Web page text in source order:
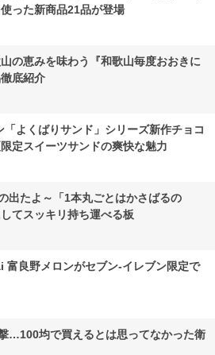
った新商品21品が登場
の恵みを味わう『和歌山毎度おおきに
底紹介
「よくばりサンド」シリーズ新作チョコ
定スイーツサンドの爽快な魅力
出たよ～「1本丸ごとはかさばるの
てスッキリ持ち運べる板
良野メロンがセブン‐イレブン限定で
…100均で買えるとは思ってなかった衛